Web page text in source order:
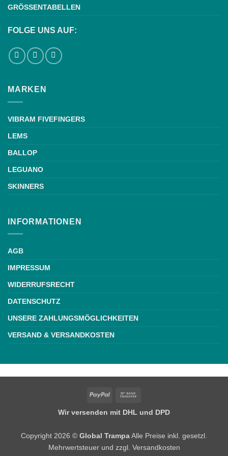
GRÖSSENTABELLEN
FOLGE UNS AUF:
MARKEN
VIBRAM FIVEFINGERS
LEMS
BALLOP
LEGUANO
SKINNERS
INFORMATIONEN
AGB
IMPRESSUM
WIDERRUFSRECHT
DATENSCHUTZ
UNSERE ZAHLUNGSMÖGLICHKEITEN
VERSAND & VERSANDKOSTEN
PayPal
Wir versenden mit DHL und DPD
Copyright 2026 © Global TrampaAlle Preise inkl. gesetzl.
Mehrwertsteuer und zzgl. Versandkosten